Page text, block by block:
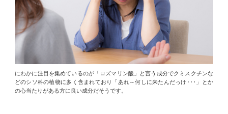
にわかに注目を集めているのが「ロズマリン酸」と言う成分でクミスクチンな
どのシソ科の植物に多く含まれており「あれ～何しに来たんだっけ･･･」とか
の心当たりがある方に良い成分だそうです。